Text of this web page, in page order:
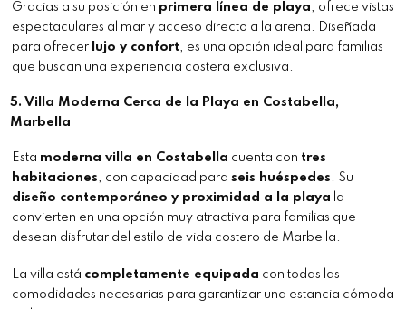
Gracias a su posición en primera línea de playa, ofrece vistas
espectaculares al mar y acceso directo a la arena. Diseñada
para ofrecer lujo y confort, es una opción ideal para familias
que buscan una experiencia costera exclusiva.
5. Villa Moderna Cerca de la Playa en Costabella,
Marbella
Esta moderna villa en Costabella cuenta con tres
habitaciones, con capacidad para seis huéspedes . Su
diseño contemporáneo y proximidad a la playa la
convierten en una opción muy atractiva para familias que
desean disfrutar del estilo de vida costero de Marbella.
La villa está completamente equipada con todas las
comodidades necesarias para garantizar una estancia cómoda